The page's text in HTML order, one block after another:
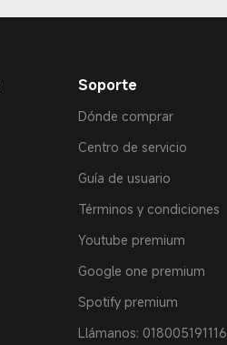
Soporte
Dónde comprar
Centro de servicio
Guía de usuario
Términos y condiciones
Youtube premium
Google one premium
Spotify premium
Llámanos: 018005191116